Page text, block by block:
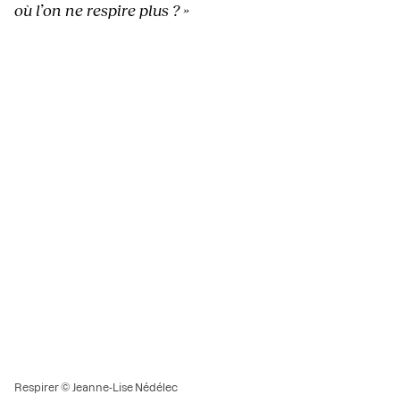
où l’on ne respire plus ? »
Respirer © Jeanne-Lise Nédélec